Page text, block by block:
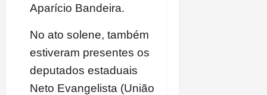
Aparício Bandeira.
No ato solene, também
estiveram presentes os
deputados estaduais
Neto Evangelista (União